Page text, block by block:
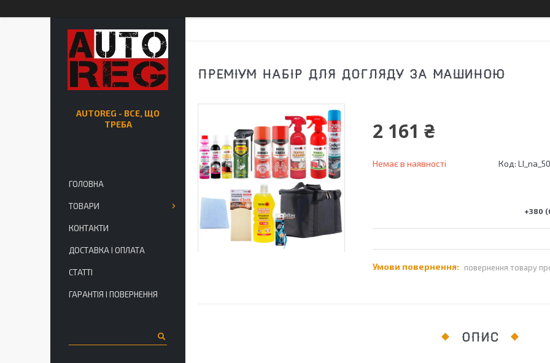
ПРЕМІУМ НАБІР ДЛЯ ДОГЛЯДУ ЗА МАШИНОЮ
2 161 ₴
Немає в наявності Код: LI_na_50
+380
повернення товару
ОПИС
AUTOREG - ВСЕ, ЩО
ТРЕБА
ГОЛОВНА
ТОВАРИ
КОНТАКТИ
ДОСТАВКА І ОПЛАТА
СТАТТІ
ГАРАНТІЯ І ПОВЕРНЕННЯ